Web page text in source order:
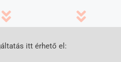
itt érhető el: